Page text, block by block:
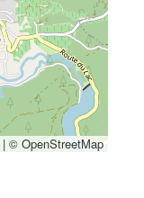
| © OpenStreetMap